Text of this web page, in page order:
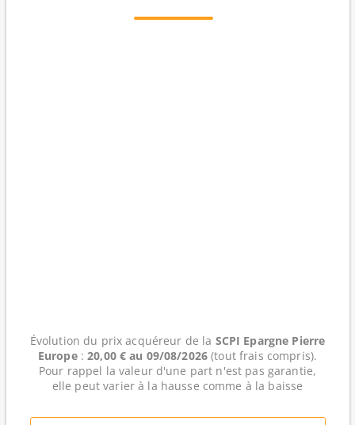
Évolution du prix acquéreur de la SCPI Epargne Pierre
Europe:20,00 € au 09/08/2026(tout frais compris).
Pour rappel la valeur d'une part n'est pas garantie,
elle peut varier à la hausse comme à la baisse